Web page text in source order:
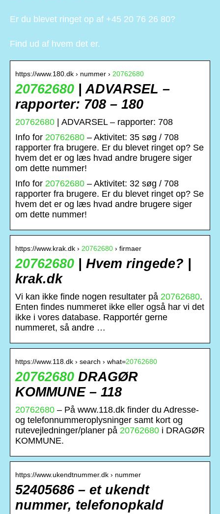
Er du blevet ringet op af +45 20 76 26 80?
Find ud af hvem det er.
https://www.180.dk › nummer › 20762680
20762680 | ADVARSEL –
rapporter: 708 – 180
20762680 | ADVARSEL – rapporter: 708
Info for 20762680 – Aktivitet: 35 søg / 708
rapporter fra brugere. Er du blevet ringet op? Se
hvem det er og læs hvad andre brugere siger
om dette nummer!
Info for 20762680 – Aktivitet: 32 søg / 708
rapporter fra brugere. Er du blevet ringet op? Se
hvem det er og læs hvad andre brugere siger
om dette nummer!
https://www.krak.dk › 20762680 › firmaer
20762680 | Hvem ringede? |
krak.dk
Vi kan ikke finde nogen resultater på 20762680.
Enten findes nummeret ikke eller også har vi det
ikke i vores database. Rapportér gerne
nummeret, så andre …
https://www.118.dk › search › what=20762680
20762680 DRAGØR
KOMMUNE – 118
20762680 – På www.118.dk finder du Adresse-
og telefonnummeroplysninger samt kort og
rutevejledninger/planer på 20762680 i DRAGØR
KOMMUNE.
https://www.ukendtnummer.dk › nummer
52405686 – et ukendt
nummer, telefonopkald